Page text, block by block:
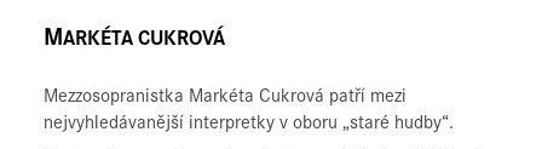
M ARKÉTA CUKROVÁ
Mezzosopranistka Markéta Cukrová patří mezi
nejvyhledávanější interpretky v oboru „staré hudby“.